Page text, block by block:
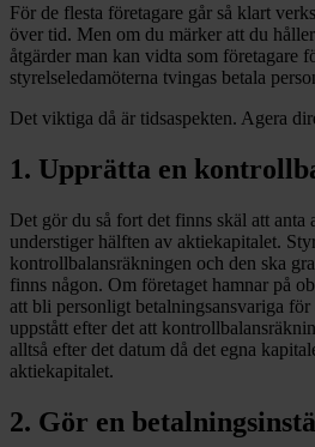
För de flesta företagare går så klart
över tid. Men om du märker att du
åtgärder man kan vidta som företagare
styrelseledamöterna tvingas betala
Det viktiga då är tidsaspekten. Agera
1. Upprätta en
Det gör du så fort det finns skäl att anta
understiger hälften av aktiekapitalet.
kontrollbalansräkningen och den ska
finns någon. Om företaget hamnar på
att bli personligt betalningsansvariga
uppstått efter det att
alltså efter det datum då det egna
aktiekapitalet.
2. Gör en